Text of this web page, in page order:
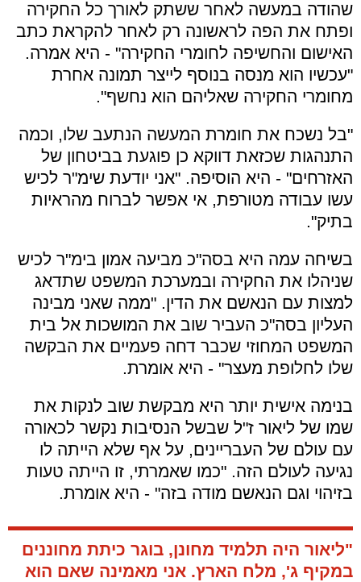
שהודה במעשה לאחר ששתק לאורך כל החקירה
ופתח את הפה לראשונה רק לאחר להקראת כתב
האישום והחשיפה לחומרי החקירה" - היא אמרה.
"עכשיו הוא מנסה בנוסף לייצר תמונה אחרת
מחומרי החקירה שאליהם הוא נחשף".
"בל נשכח את חומרת המעשה הנתעב שלו, וכמה
התנהגות שכזאת דווקא כן פוגעת בביטחון של
האזרחים" - היא הוסיפה. "אני יודעת שימ"ר לכיש
עשו עבודה מטורפת, אי אפשר לברוח מהראיות
בתיק".
בשיחה עמה היא בסה"כ מביעה אמון בימ"ר לכיש
שניהלו את החקירה ובמערכת המשפט שתדאג
למצות עם הנאשם את הדין. "ממה שאני מבינה
העליון בסה"כ העביר שוב את המושכות אל בית
המשפט המחוזי שכבר דחה פעמיים את הבקשה
שלו לחלופת מעצר" - היא אומרת.
בנימה אישית יותר היא מבקשת שוב לנקות את
שמו של ליאור ז"ל שבשל הנסיבות נקשר לכאורה
עם עולם של העבריינים, על אף שלא הייתה לו
נגיעה לעולם הזה. "כמו שאמרתי, זו הייתה טעות
בזיהוי וגם הנאשם מודה בזה" - היא אומרת.
"ליאור היה תלמיד מחונן, בוגר כיתת מחוננים
במקיף ג', מלח הארץ. אני מאמינה שאם הוא